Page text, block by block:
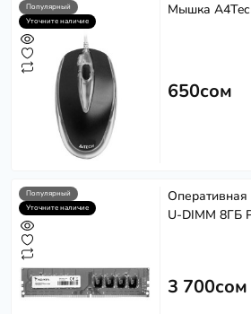
Популярный
Уточните наличие
Мышка
650сом
Популярный
Уточните наличие
Оперативная
U-DIMM 8ГБ
3 700сом